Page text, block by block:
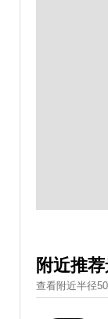
附近推
查看附近半径